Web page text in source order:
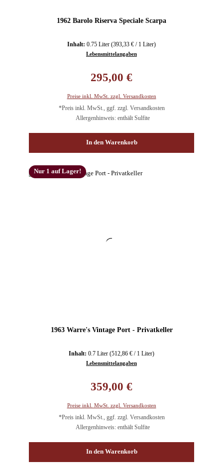
1962 Barolo Riserva Speciale Scarpa
Inhalt: 0.75 Liter (393,33 € / 1 Liter)
Lebensmittelangaben
295,00 €
Preise inkl. MwSt. zzgl. Versandkosten
*Preis inkl. MwSt., ggf. zzgl. Versandkosten
Allergenhinweis: enthält Sulfite
In den Warenkorb
Nur 1 auf Lager!
1963 Warre's Vintage Port - Privatkeller
Inhalt: 0.7 Liter (512,86 € / 1 Liter)
Lebensmittelangaben
359,00 €
Preise inkl. MwSt. zzgl. Versandkosten
*Preis inkl. MwSt., ggf. zzgl. Versandkosten
Allergenhinweis: enthält Sulfite
In den Warenkorb